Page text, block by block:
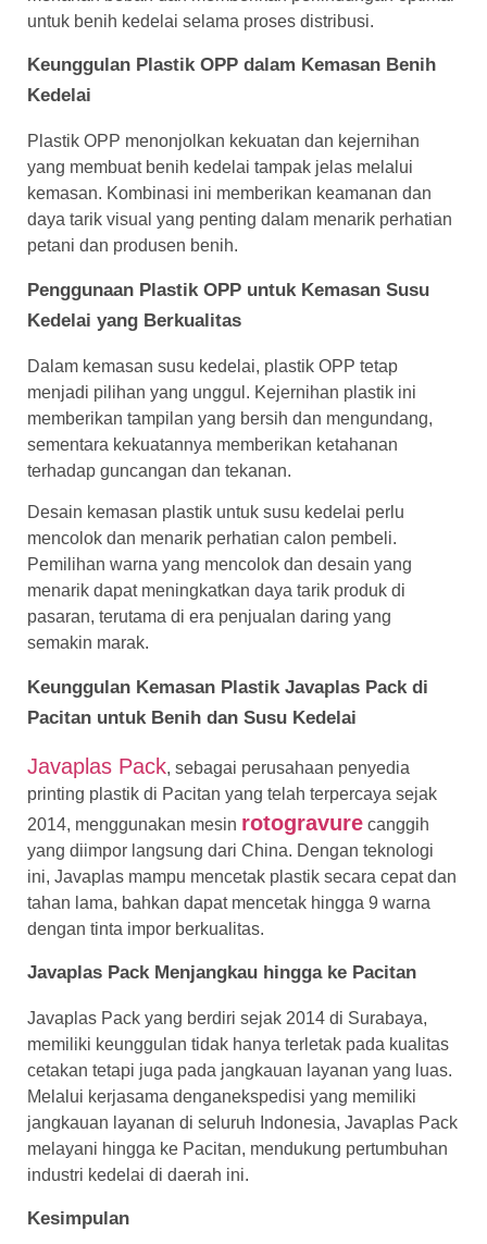
untuk benih kedelai selama proses distribusi.
Keunggulan Plastik OPP dalam Kemasan Benih
Kedelai
Plastik OPP menonjolkan kekuatan dan kejernihan
yang membuat benih kedelai tampak jelas melalui
kemasan. Kombinasi ini memberikan keamanan dan
daya tarik visual yang penting dalam menarik perhatian
petani dan produsen benih.
Penggunaan Plastik OPP untuk Kemasan Susu
Kedelai yang Berkualitas
Dalam kemasan susu kedelai, plastik OPP tetap
menjadi pilihan yang unggul. Kejernihan plastik ini
memberikan tampilan yang bersih dan mengundang,
sementara kekuatannya memberikan ketahanan
terhadap guncangan dan tekanan.
Desain kemasan plastik untuk susu kedelai perlu
mencolok dan menarik perhatian calon pembeli.
Pemilihan warna yang mencolok dan desain yang
menarik dapat meningkatkan daya tarik produk di
pasaran, terutama di era penjualan daring yang
semakin marak.
Keunggulan Kemasan Plastik Javaplas Pack di
Pacitan untuk Benih dan Susu Kedelai
Javaplas Pack, sebagai perusahaan penyedia
printing plastik di Pacitan yang telah terpercaya sejak
2014, menggunakan mesin rotogravure canggih
yang diimpor langsung dari China. Dengan teknologi
ini, Javaplas mampu mencetak plastik secara cepat dan
tahan lama, bahkan dapat mencetak hingga 9 warna
dengan tinta impor berkualitas.
Javaplas Pack Menjangkau hingga ke Pacitan
Javaplas Pack yang berdiri sejak 2014 di Surabaya,
memiliki keunggulan tidak hanya terletak pada kualitas
cetakan tetapi juga pada jangkauan layanan yang luas.
Melalui kerjasama denganekspedisi yang memiliki
jangkauan layanan di seluruh Indonesia, Javaplas Pack
melayani hingga ke Pacitan, mendukung pertumbuhan
industri kedelai di daerah ini.
Kesimpulan